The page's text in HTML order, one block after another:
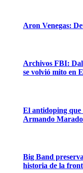
Aron Venegas:
Archivos FBI:
se volvió mito en
El antidoping que
Armando
Big Band
historia de la